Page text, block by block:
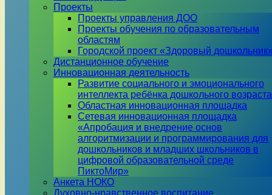
Проекты
Проекты управления ДОО
Проекты обучения по образовательным
областям
Городской проект «Здоровый
Дистанционное обучение
Инновационная деятельность
Развитие социального и эмоционального
интеллекта ребёнка дошкольного возраста
Областная инновационная площадка
Сетевая инновационная площадка
«Апробация и внедрение основ
алгоритмизации и программирования для
дошкольников и младших школьников в
цифровой образовательной среде
ПиктоМир»
Анкета НОКО
Духовно-нравственное воспитание